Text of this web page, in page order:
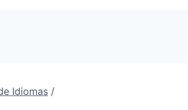
Idiomas /